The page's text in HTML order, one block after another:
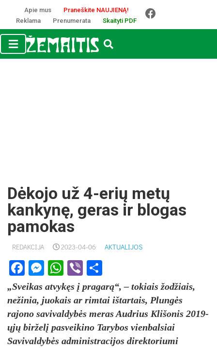
Apie mus
Praneškite NAUJIENĄ!
Reklama
Prenumerata Skaityti PDF
Dėkojo už 4-erių metų
kankynę, geras ir blogas
pamokas
REDAKCIJA 2023-04-06 AKTUALIJOS
Facebook
Messenger
WhatsApp
Viber
„Sveikas atvykęs į pragarą“, – tokiais žodžiais,
nežinia, juokais ar rimtai ištartais, Plungės
rajono savivaldybės meras Audrius Klišonis 2019-
ųjų birželį pasveikino Tarybos vienbalsiai
Savivaldybės administracijos direktoriumi